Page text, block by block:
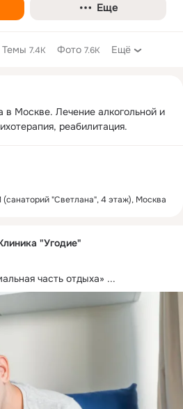
Еще
Темы 7.4K Фото 7.6K Ещё
"Угодие"
часть отдыха» ...
в Москве. Лечение алкогольной и
реабилитация.
(санаторий "Светлана", 4 этаж), Москва